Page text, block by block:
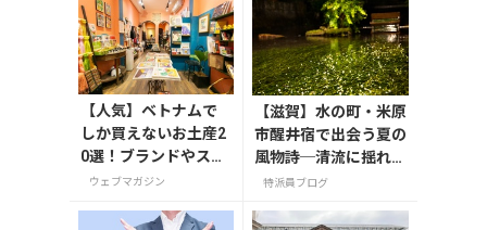
【人気】ベトナムで
しか買えないお土産2
0選！ブランドやスー
パーのお菓子や雑貨
ウェブマガジン
【滋賀】水の町・米原
市醒井宿で出会う夏の
風物詩─清流に揺れる
梅花藻（8/24までラ
特派員ブログ